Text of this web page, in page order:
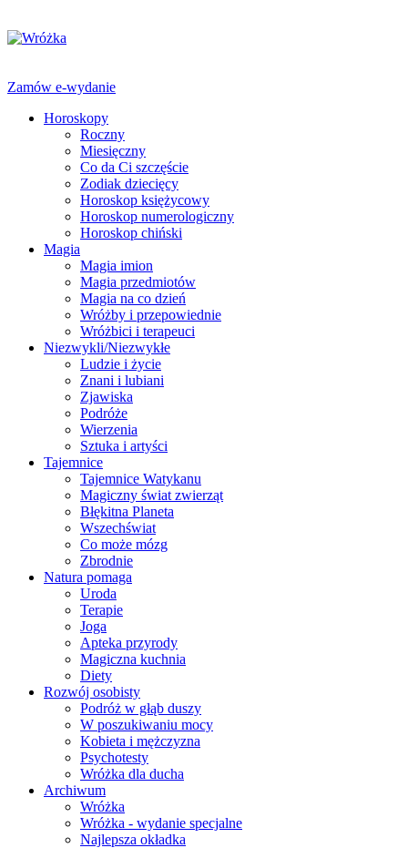
Zamów e-wydanie
Horoskopy
Roczny
Miesięczny
Co da Ci szczęście
Zodiak dziecięcy
Horoskop księżycowy
Horoskop numerologiczny
Horoskop chiński
Magia
Magia imion
Magia przedmiotów
Magia na co dzień
Wróżby i przepowiednie
Wróżbici i terapeuci
Niezwykli/Niezwykłe
Ludzie i życie
Znani i lubiani
Zjawiska
Podróże
Wierzenia
Sztuka i artyści
Tajemnice
Tajemnice Watykanu
Magiczny świat zwierząt
Błękitna Planeta
Wszechświat
Co może mózg
Zbrodnie
Natura pomaga
Uroda
Terapie
Joga
Apteka przyrody
Magiczna kuchnia
Diety
Rozwój osobisty
Podróż w głąb duszy
W poszukiwaniu mocy
Kobieta i mężczyzna
Psychotesty
Wróżka dla ducha
Archiwum
Wróżka
Wróżka - wydanie specjalne
Najlepsza okładka